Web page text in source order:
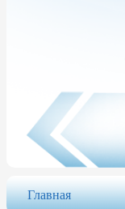
Главная